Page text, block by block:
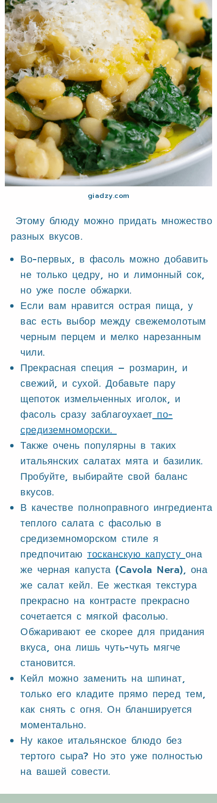
giadzy.com
Этому блюду можно придать множество
разных вкусов.
Во-первых, в фасоль можно добавить
не только цедру, но и лимонный сок,
но уже после обжарки.
Если вам нравится острая пища, у
вас есть выбор между свежемолотым
черным перцем и мелко нарезанным
чили.
Прекрасная специя – розмарин, и
свежий, и сухой. Добавьте пару
щепоток измельченных иголок, и
фасоль сразу заблагоухаетпо-
средиземноморски.
Также очень популярны в таких
итальянских салатах мята и базилик.
Пробуйте, выбирайте свой баланс
вкусов.
В качестве полноправного ингредиента
теплого салата с фасолью в
средиземноморском стиле я
предпочитаю тосканскую капустуона
же черная капуста (Cavola Nera), она
же салат кейл. Ее жесткая текстура
прекрасно на контрасте прекрасно
сочетается с мягкой фасолью.
Обжаривают ее скорее для придания
вкуса, она лишь чуть-чуть мягче
становится.
Кейл можно заменить на шпинат,
только его кладите прямо перед тем,
как снять с огня. Он бланшируется
моментально.
Ну какое итальянское блюдо без
тертого сыра? Но это уже полностью
на вашей совести.